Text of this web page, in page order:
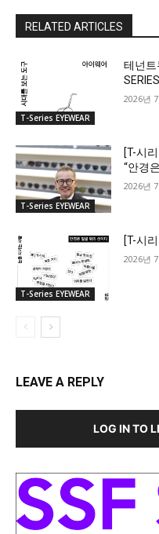
RELATED ARTICLES
T-Series EYEWEAR
테넌트
2026년
T-Series EYEWEAR
[T-시
“안경
2026년
T-Series EYEWEAR
[T-시
2026년
LEAVE A REPLY
LOG IN TO